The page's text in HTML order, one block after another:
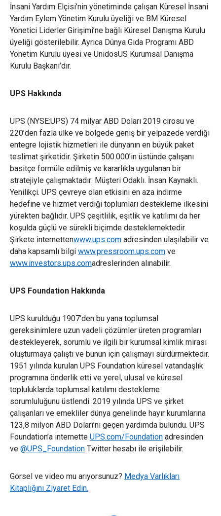
İnsani Yardım Elçisi’nin yönetiminde çalışan Küresel İnsani
Yardım Eylem Yönetim Kurulu üyeliği ve BM Küresel
Yönetici Liderler Girişimi’ne bağlı Küresel Danışma Kurulu
üyeliği gösterilebilir. Ayrıca Dünya Gıda Programı ABD
Yönetim Kurulu üyesi ve UnidosUS Kurumsal Danışma
Kurulu Başkanı’dır.
UPS Hakkında
UPS (NYSE:UPS) 74 milyar ABD Doları 2019 cirosu ve
220’den fazla ülke ve bölgede geniş bir yelpazede verdiği
entegre lojistik hizmetleri ile dünyanın en büyük paket
teslimat şirketidir. Şirketin 500.000’in üstünde çalışanı
basitçe formüle edilmiş ve kararlıkla uygulanan bir
stratejiyle çalışmaktadır: Müşteri Odaklı. İnsan Kaynaklı.
Yenilikçi. UPS çevreye olan etkisini en aza indirme
hedefine ve hizmet verdiği toplumları destekleme ilkesini
yürekten bağlıdır. UPS çeşitlilik, eşitlik ve katılımı da her
koşulda güçlü ve sürekli biçimde desteklemektedir.
Şirkete internettenwww.ups.com adresinden ulaşılabilir ve
daha kapsamlı bilgi www.pressroom.ups.com ve
www.investors.ups.comadreslerinden alınabilir.
UPS Foundation Hakkında
UPS kurulduğu 1907’den bu yana toplumsal
gereksinimlere uzun vadeli çözümler üreten programları
destekleyerek, sorumlu ve ilgili bir kurumsal kimlik mirası
oluşturmaya çalıştı ve bunun için çalışmayı sürdürmektedir.
1951 yılında kurulan UPS Foundation küresel vatandaşlık
programına önderlik etti ve yerel, ulusal ve küresel
topluluklarda toplumsal katılımı destekleme
sorumluluğunu üstlendi. 2019 yılında UPS ve şirket
çalışanları ve emekliler dünya genelinde hayır kurumlarına
123,8 milyon ABD Doları’nı geçen yardımda bulundu. UPS
Foundation’a internette UPS.com/Foundation adresinden
ve @UPS_Foundation Twitter hesabı ile erişilebilir.
Görsel ve video mu arıyorsunuz? Medya Varlıkları
Kitaplığını Ziyaret Edin.